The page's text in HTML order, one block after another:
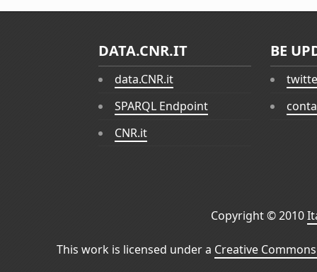
DATA.CNR.IT
data.CNR.it
SPARQL Endpoint
CNR.it
BE
Copyright © 2010
This work is licensed under a Creative